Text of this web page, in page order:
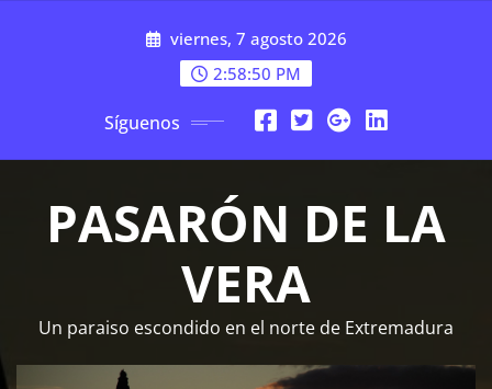
viernes, 7 agosto 2026
2:58:51 PM
Síguenos
PASARÓN DE LA
VERA
Un paraiso escondido en el norte de Extremadura